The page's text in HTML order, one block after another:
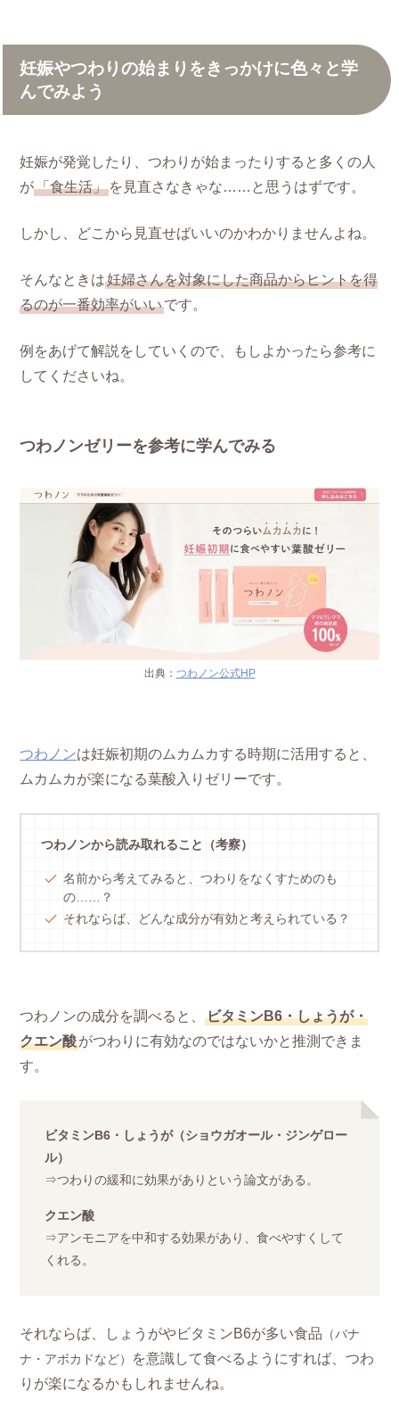
妊娠やつわりの始まりをきっかけに色々と学
んでみよう
妊娠が発覚したり、つわりが始まったりすると多くの人
が「食生活」 を見直さなきゃな……と思うはずです。
しかし、どこから見直せばいいのかわかりませんよね。
そんなときは妊婦さんを対象にした商品からヒントを得
るのが一番効率がいいです。
例をあげて解説をしていくので、もしよかったら参考に
してくださいね。
つわノンゼリーを参考に学んでみる
出典： つわノン公式HP
つわノンは妊娠初期のムカムカする時期に活用すると、
ムカムカが楽になる葉酸入りゼリーです。
つわノンから読み取れること（考察）
名前から考えてみると、つわりをなくすためのも
の……？
それならば、どんな成分が有効と考えられている？
つわノンの成分を調べると、ビタミンB6・しょうが・
クエン酸がつわりに有効なのではないかと推測できま
す。
ビタミンB6・しょうが（ショウガオール・ジンゲロー
ル）
⇒つわりの緩和に効果がありという論文がある。
クエン酸
⇒アンモニアを中和する効果があり、食べやすくして
くれる。
それならば、しょうがやビタミンB6が多い食品 （バナ
ナ・アボカドなど）
を意識して食べるようにすれば、つわ
りが楽になるかもしれませんね。